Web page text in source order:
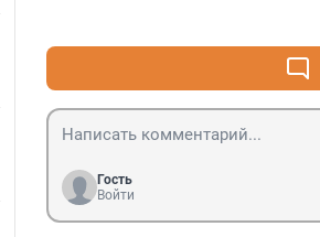
Гость
Войти